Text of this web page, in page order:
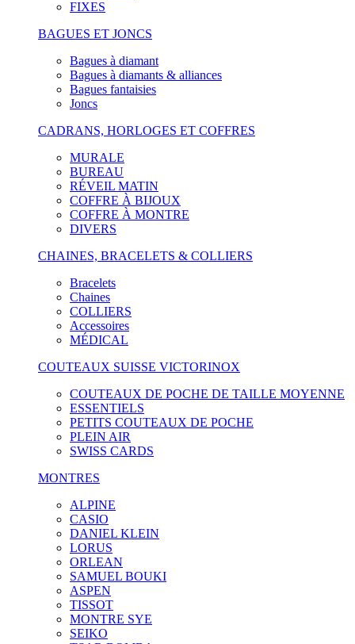
FIXES
BAGUES ET JONCS
Bagues à diamant
Bagues à diamants & alliances
Bagues fantaisies
Joncs
CADRANS, HORLOGES ET COFFRES
MURALE
BUREAU
RÉVEIL MATIN
COFFRE À BIJOUX
COFFRE À MONTRE
DIVERS
CHAINES, BRACELETS & COLLIERS
Bracelets
Chaines
COLLIERS
Accessoires
MÉDICAL
COUTEAUX SUISSE VICTORINOX
COUTEAUX DE POCHE DE TAILLE MOYENNE
ESSENTIELS
PETITS COUTEAUX DE POCHE
PLEIN AIR
SWISS CARDS
MONTRES
ALPINE
CASIO
DANIEL KLEIN
LORUS
ORLEAN
SAMUEL BOUKI
ASPEN
TISSOT
MONTRE SYE
SEIKO